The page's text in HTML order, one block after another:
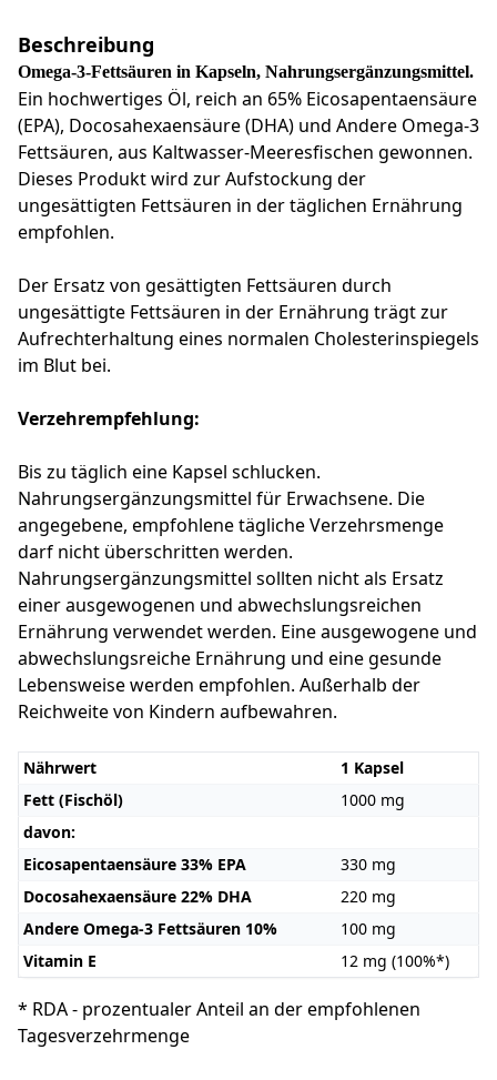
Beschreibung
Omega-3-Fettsäuren in Kapseln, Nahrungsergänzungsmittel.
Ein hochwertiges Öl, reich an 65% Eicosapentaensäure
(EPA), Docosahexaensäure (DHA) und Andere Omega-3
Fettsäuren, aus Kaltwasser-Meeresfischen gewonnen.
Dieses Produkt wird zur Aufstockung der
ungesättigten Fettsäuren in der täglichen Ernährung
empfohlen.
Der Ersatz von gesättigten Fettsäuren durch
ungesättigte Fettsäuren in der Ernährung trägt zur
Aufrechterhaltung eines normalen Cholesterinspiegels
im Blut bei.
Verzehrempfehlung:
Bis zu täglich eine Kapsel schlucken.
Nahrungsergänzungsmittel für Erwachsene. Die
angegebene, empfohlene tägliche Verzehrsmenge
darf nicht überschritten werden.
Nahrungsergänzungsmittel sollten nicht als Ersatz
einer ausgewogenen und abwechslungsreichen
Ernährung verwendet werden. Eine ausgewogene und
abwechslungsreiche Ernährung und eine gesunde
Lebensweise werden empfohlen. Außerhalb der
Reichweite von Kindern aufbewahren.
Nährwert
1 Kapsel
Fett (Fischöl)
1000 mg
davon:
Eicosapentaensäure 33% EPA
330 mg
Docosahexaensäure 22% DHA
220 mg
Andere Omega-3 Fettsäuren 10%
100 mg
Vitamin E
12 mg (100%*)
* RDA - prozentualer Anteil an der empfohlenen
Tagesverzehrmenge